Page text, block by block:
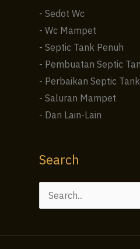
- Sedot Wc
- Wc Mampet
- Septic Tank Penuh
- Pembuatan Septic
- Perbaikan Septic Tank
- Saluran Mampet
- Dan Lain-Lain
Search
Cari